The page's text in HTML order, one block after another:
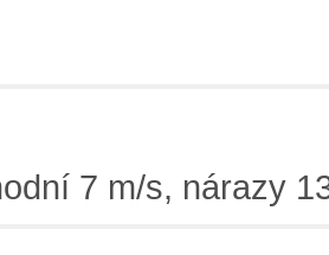
7 m/s, nárazy